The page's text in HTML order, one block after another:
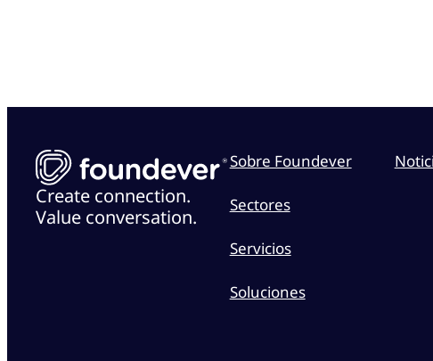
Create connection.
Value conversation.
Sobre Foundever
Sectores
Servicios
Soluciones